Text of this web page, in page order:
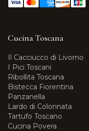
Cucina Toscana
Il Cacciucco di Livorno
I Pici Toscani
Ribollita Toscana
Bistecca Fiorentina
Panzanella
Lardo di Colonnata
Tartufo Toscano
Cucina Povera